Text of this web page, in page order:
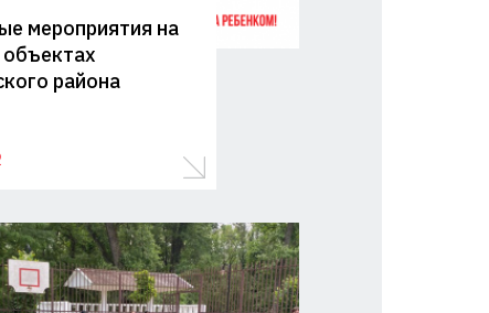
мероприятия на
района